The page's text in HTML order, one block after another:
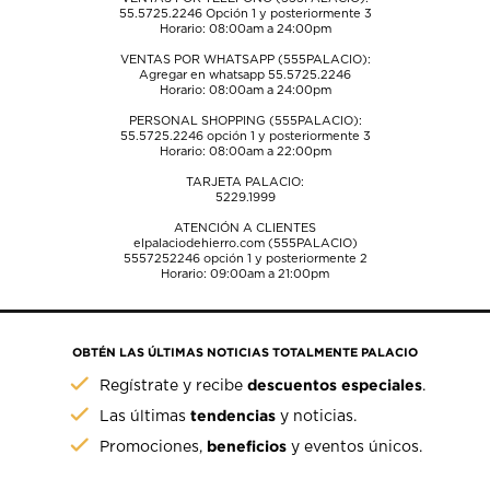
55.5725.2246Opción 1 y posteriormente 3
Horario: 08:00am a 24:00pm
VENTAS POR WHATSAPP (555PALACIO):
Agregar en whatsapp 55.5725.2246
Horario: 08:00am a 24:00pm
PERSONAL SHOPPING (555PALACIO):
55.5725.2246opción 1 y posteriormente 3
Horario: 08:00am a 22:00pm
TARJETA PALACIO:
5229.1999
ATENCIÓN A CLIENTES
elpalaciodehierro.com (555PALACIO)
5557252246opción 1 y posteriormente 2
Horario: 09:00am a 21:00pm
OBTÉN LAS ÚLTIMAS NOTICIAS TOTALMENTE PALACIO
Regístrate y recibedescuentos especiales.
Las últimastendencias y noticias.
Promociones, beneficios y eventos únicos.